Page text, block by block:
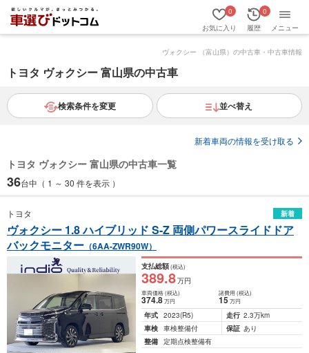
お気に入り
0
履歴
0
メニュー
ヴォクシー （富山県）の中古車・中古車情報
トヨタ ヴォクシー 富山県の中古車
検索条件を変更 並べ替え
新着車両の情報を受け取る
トヨタ ヴォクシー 富山県の中古車一覧
36台中（ 1 ～ 30 件を表示 ）
トヨタ 新着
ヴォクシー 1.8 ハイブリッド S-Z 両側パワースライドドア
バックモニター （6AA-ZWR90W）
支払総額(税込)
389.8万円
車両価格(税込)
374.8万円
諸費用 (税込)
15 万円
年式 2023(R5) 走行 2.3万km
車検 車検整備付 保証 あり
整備 定期点検整備有